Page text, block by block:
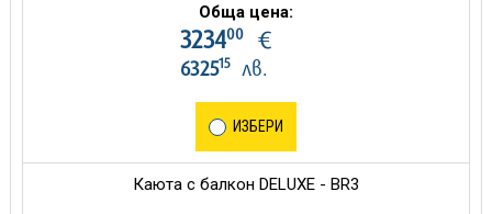
Обща цена:
323400€
632515лв.
ИЗБЕРИ
Каюта с балкон DELUXE - BR3